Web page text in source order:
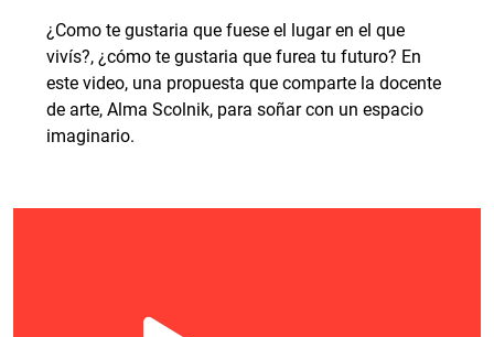
¿Como te gustaria que fuese el lugar en el que
vivís?, ¿cómo te gustaria que furea tu futuro? En
este video, una propuesta que comparte la docente
de arte, Alma Scolnik, para soñar con un espacio
imaginario.